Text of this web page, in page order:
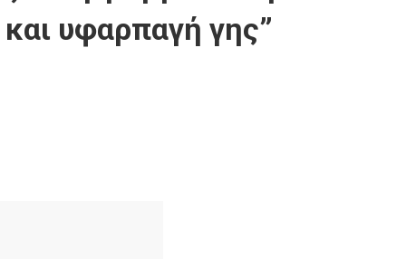
υφαρπαγή γης”